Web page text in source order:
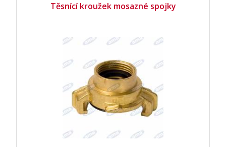
Těsnící kroužek mosazné spojky